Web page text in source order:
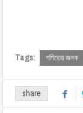
Tags: গণিতের জনক
share